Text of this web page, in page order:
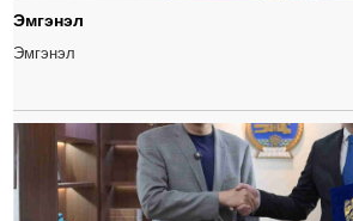
Эмгэнэл
Эмгэнэл